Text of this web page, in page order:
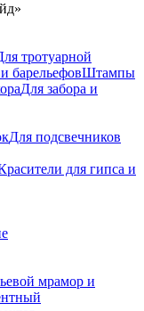
тротуарной
барельефовШтампы
Для забора и
Для подсвечников
для гипса и
мрамор и